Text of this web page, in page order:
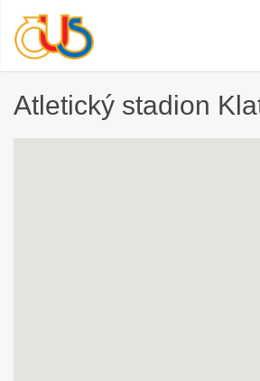
Atletický stadion